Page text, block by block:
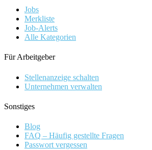
Jobs
Merkliste
Job-Alerts
Alle Kategorien
Für Arbeitgeber
Stellenanzeige schalten
Unternehmen verwalten
Sonstiges
Blog
FAQ – Häufig gestellte Fragen
Passwort vergessen